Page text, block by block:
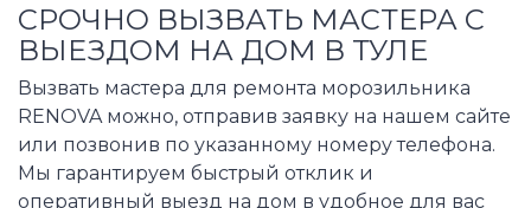
СРОЧНО ВЫЗВАТЬ МАСТЕРА С
ВЫЕЗДОМ НА ДОМ В ТУЛЕ
Вызвать мастера для ремонта морозильника
RENOVA можно, отправив заявку на нашем сайте
или позвонив по указанному номеру телефона.
Мы гарантируем быстрый отклик и
оперативный выезд на дом в удобное для вас